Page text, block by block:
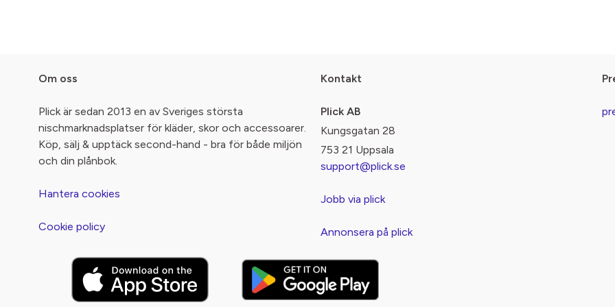
Om oss
Plick är sedan 2013 en av Sveriges största
nischmarknadsplatser för kläder, skor och accessoarer.
Köp, sälj & upptäck second-hand - bra för både miljön
och din plånbok.
Hantera cookies
Cookie policy
Kontakt
Plick AB
Kungsgatan 28
753 21 Uppsala
support@plick.se
Jobb via plick
Annonsera på plick